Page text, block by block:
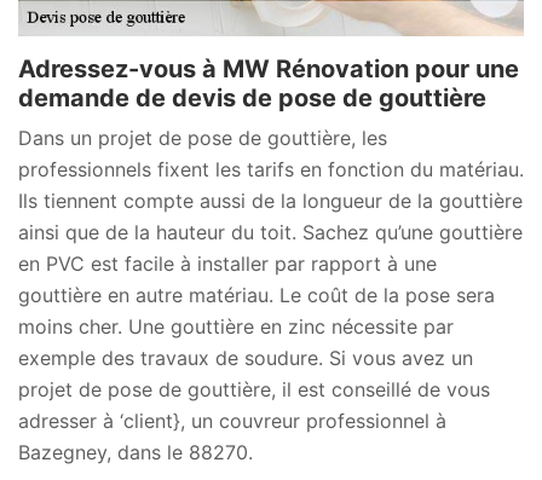
Adressez-vous à MW Rénovation pour une
demande de devis de pose de gouttière
Dans un projet de pose de gouttière, les
professionnels fixent les tarifs en fonction du matériau.
Ils tiennent compte aussi de la longueur de la gouttière
ainsi que de la hauteur du toit. Sachez qu’une gouttière
en PVC est facile à installer par rapport à une
gouttière en autre matériau. Le coût de la pose sera
moins cher. Une gouttière en zinc nécessite par
exemple des travaux de soudure. Si vous avez un
projet de pose de gouttière, il est conseillé de vous
adresser à ‘client}, un couvreur professionnel à
Bazegney, dans le 88270.